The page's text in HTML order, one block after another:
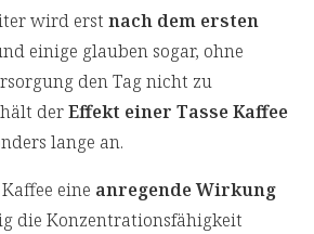
wird erst nach dem ersten
einige glauben sogar, ohne
den Tag nicht zu
derEffekt einer Tasse Kaffee
lange an.
eine anregende Wirkung
die Konzentrationsfähigkeit